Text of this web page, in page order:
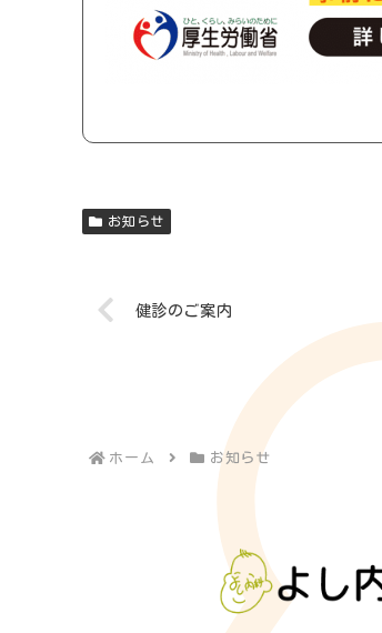
お知らせ
健診のご案内
ホーム お知らせ